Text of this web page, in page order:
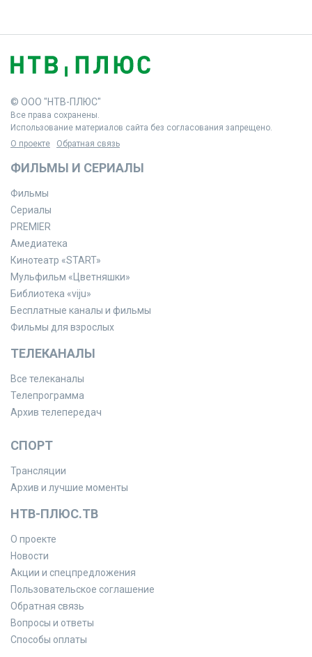
© ООО "НТВ-ПЛЮС"
Все права сохранены.
Использование материалов сайта без согласования запрещено.
О проекте
Обратная связь
ФИЛЬМЫ И СЕРИАЛЫ
Фильмы
Сериалы
PREMIER
Амедиатека
Кинотеатр «START»
Мульфильм «Цветняшки»
Библиотека «viju»
Бесплатные каналы и фильмы
Фильмы для взрослых
ТЕЛЕКАНАЛЫ
Все телеканалы
Телепрограмма
Архив телепередач
СПОРТ
Трансляции
Архив и лучшие моменты
НТВ-ПЛЮС.ТВ
О проекте
Новости
Акции и спецпредложения
Пользовательское соглашение
Обратная связь
Вопросы и ответы
Способы оплаты